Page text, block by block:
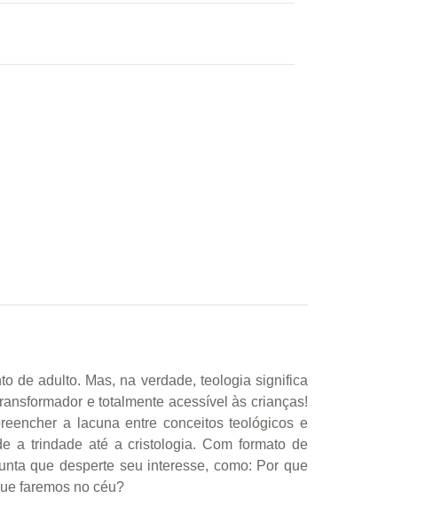
de adulto. Mas, na verdade, teologia significa
e totalmente acessível às crianças!
a lacuna entre conceitos teológicos e
a trindade até a cristologia. Com formato de
que desperte seu interesse, como: Por que
faremos no céu?